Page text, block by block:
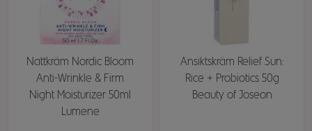
Nattkräm Nordic Bloom
Anti-Wrinkle & Firm
Night Moisturizer 50ml
Lumene
Ansiktskräm Relief Sun:
Rice + Probiotics 50g
Beauty of Joseon